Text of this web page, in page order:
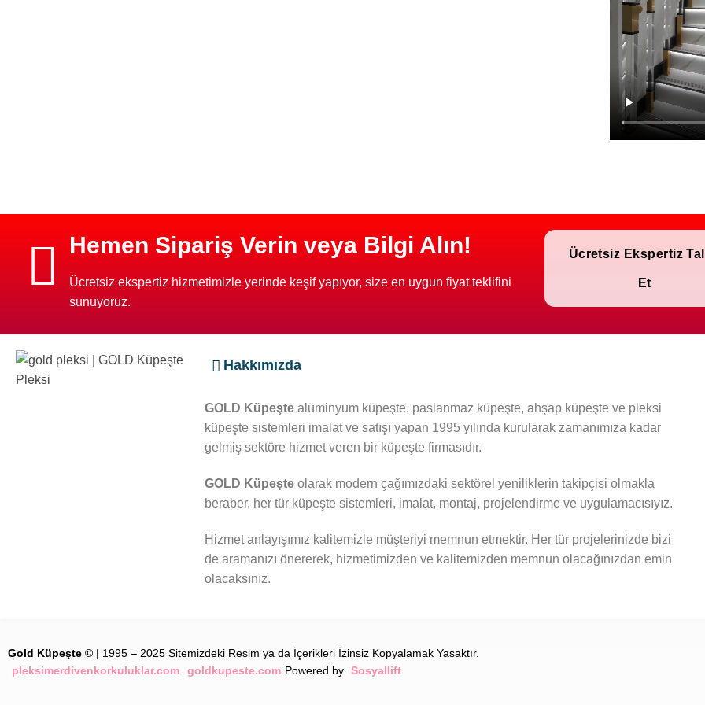
Hemen Sipariş Verin veya Bilgi Alın!
Ücretsiz ekspertiz hizmetimizle yerinde keşif yapıyor, size en uygun fiyat teklifini
sunuyoruz.
Ücretsiz Ekspertiz
Et
Hakkımızda
GOLD Küpeşte alüminyum küpeşte, paslanmaz küpeşte, ahşap küpeşte ve pleksi
küpeşte sistemleri imalat ve satışı yapan 1995 yılında kurularak zamanımıza kadar
gelmiş sektöre hizmet veren bir küpeşte firmasıdır.
GOLD Küpeşte olarak modern çağımızdaki sektörel yeniliklerin takipçisi olmakla
beraber, her tür küpeşte sistemleri, imalat, montaj, projelendirme ve uygulamacısıyız.
Hizmet anlayışımız kalitemizle müşteriyi memnun etmektir. Her tür projelerinizde bizi
de aramanızı önererek, hizmetimizden ve kalitemizden memnun olacağınızdan emin
olacaksınız.
Gold Küpeşte © | 1995 – 2025 Sitemizdeki Resim ya da İçerikleri İzinsiz Kopyalamak Yasaktır.
pleksimerdivenkorkuluklar.com
goldkupeste.com Powered by Sosyallift